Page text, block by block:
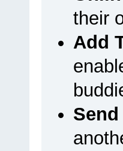
their
Add
Send